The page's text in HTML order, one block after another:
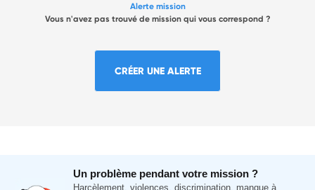
Alerte mission
Vous n'avez pas trouvé de mission qui vous correspond ?
CRÉER UNE ALERTE
Un problème pendant votre mission ?
Harcèlement, violences, discrimination, manque à